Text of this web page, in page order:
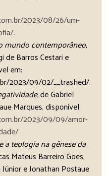
2023/08/26/um-
.
mundo contemporâneo,
de Barros Cestari e
em:
2023/09/02/__trashed/.
de Gabriel
Marques, disponível
2023/09/09/amor-
teologia na gênese da
Mateus Barreiro Goes,
e Jonathan Postaue